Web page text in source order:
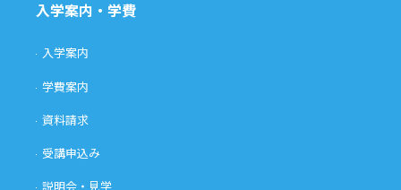
入学案内・学費
入学案内
学費案内
資料請求
受講申込み
説明会・見学